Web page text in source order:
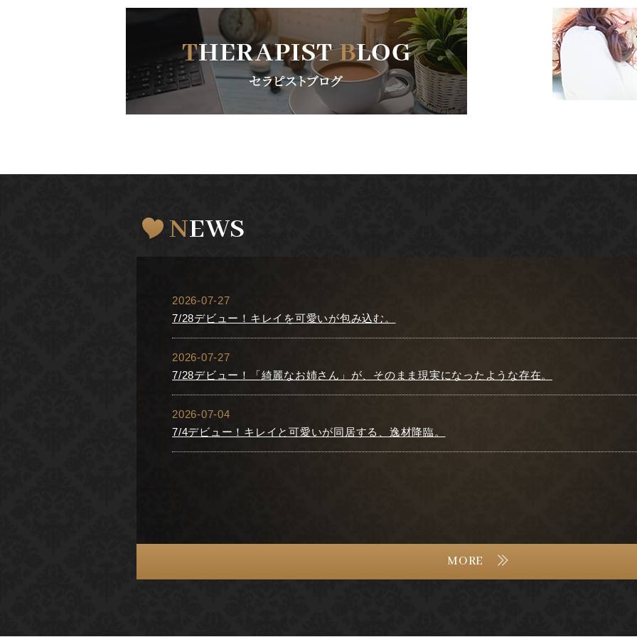
NEWS
2026-07-27
7/28デビュー！キレイを可愛いが包み込む。
2026-07-27
7/28デビュー！「綺麗なお姉さん」が、そのまま現実になったような存在。
2026-07-04
7/4デビュー！キレイと可愛いが同居する、逸材降臨。
MORE